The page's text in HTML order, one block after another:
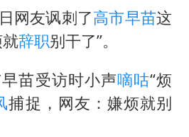
网友讽刺了高市早苗这
辞职别干了”。
苗受访时小声嘀咕“烦
捕捉，网友：嫌烦就别